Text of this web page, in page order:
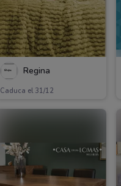
Regina
Caduca el 31/12